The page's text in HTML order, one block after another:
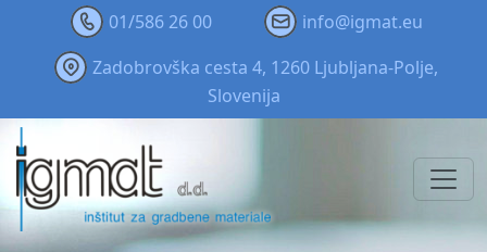
01/586 26 00
info@igmat.eu
Zadobrovška cesta 4, 1260 Ljubljana-Polje,
Slovenija